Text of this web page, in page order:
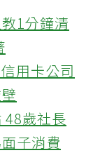
1分鐘清
用卡公司
48歲社長
子消費